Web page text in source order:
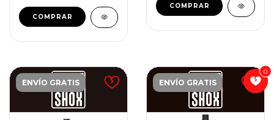
ENVÍO GRATIS ENVÍO GRATIS
0
0